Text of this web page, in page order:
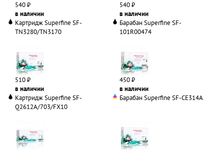
540 ₽
в наличии
540 ₽
в наличии
Картридж Superfine SF-
TN3280/TN3170
510 ₽
в наличии
Барабан Superfine SF-
101R00474
450 ₽
в наличии
Картридж Superfine SF-
Q2612A/703/FX10
Барабан Superfine SF-CE314A